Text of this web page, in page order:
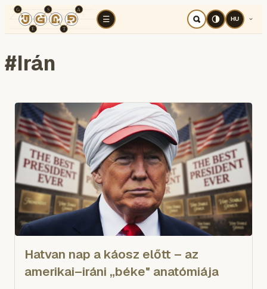
☰
TÉR KOGNITÍV HÁBORÚ
HU
#Irán
Hatvan nap a káosz előtt – az
amerikai–iráni „béke" anatómiája